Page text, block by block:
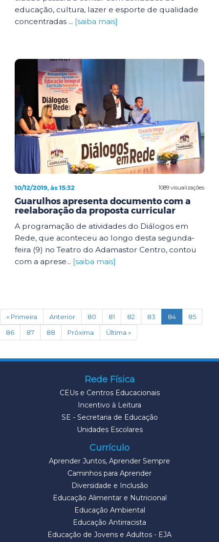
educação, cultura, lazer e esporte de qualidade
concentradas ... [saiba mais]
1089 visualizações
10/12/2019, às 15:32
Guarulhos apresenta documento com a
reelaboração da proposta curricular
A programação de atividades do Diálogos em
Rede, que aconteceu ao longo desta segunda-
feira (9) no Teatro do Adamastor Centro, contou
com a aprese... [saiba mais]
« Primeira Anterior 80 81 82 83 84(current)
85
86
87 88 Próxima Última »
Rede Física
CEUs e Centros Educacionais
Incentivo à Leitura
SE - Secretaria de Educação
Unidades Escolares
Currículo
Aprender Juntos, Aprender Sempre
Caminhos para Aprender
Diversidade e Inclusão
Educação Alimentar e Nutricional
Educação Ambiental
Educação Antirracista
Educação de Jovens e Adultos - EJA